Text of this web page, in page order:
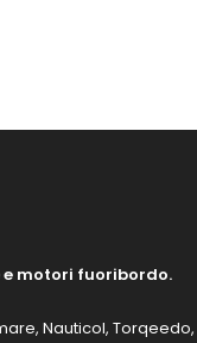
motori fuoribordo.
Nauticol, Torqeedo,